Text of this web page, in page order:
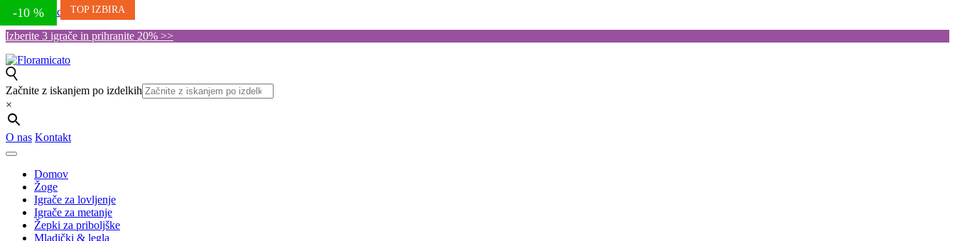
Skip to the content
Izberite 3 igrače in prihranite 20% >>
Začnite z iskanjem po izdelkih
×
O nas Kontakt
Domov
Žoge
Igrače za lovljenje
Igrače za metanje
Žepki za priboljške
Mladički & legla
-10 % TOP IZBIRA